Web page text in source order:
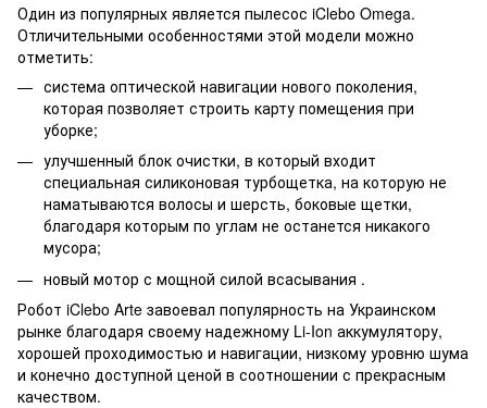
Один из популярных является пылесос iClebo Omega.
Отличительными особенностями этой модели можно
отметить:
система оптической навигации нового поколения,
которая позволяет строить карту помещения при
уборке;
улучшенный блок очистки, в который входит
специальная силиконовая турбощетка, на которую не
наматываются волосы и шерсть, боковые щетки,
благодаря которым по углам не останется никакого
мусора;
новый мотор с мощной силой всасывания .
Робот iClebo Arte завоевал популярность на Украинском
рынке благодаря своему надежному Li-Ion аккумулятору,
хорошей проходимостью и навигации, низкому уровню шума
и конечно доступной ценой в соотношении с прекрасным
качеством.